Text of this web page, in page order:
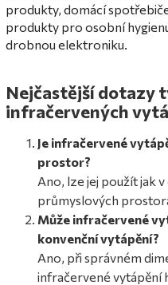
produkty, domácí
produkty pro osobní
drobnou elektroniku.
Nejčastější dotazy
infračervených
Je infračervené
prostor?
Ano, lze jej použít jak
průmyslových
Může infračervené
konvenční vytápění?
Ano, při správném
infračervené vytápění